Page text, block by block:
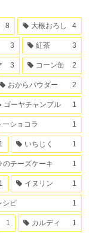
8 大根おろし 4
3 紅茶 3
3 コーン缶 2
おからパウダー 2
ゴーヤチャンプル 1
ーショコラ 1
1 いちじく 1
のチーズケーキ 1
1 イヌリン 1
シピ 1
1 カルディ 1